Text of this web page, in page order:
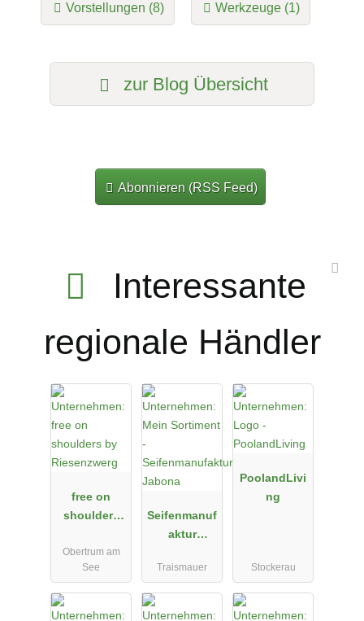
Vorstellungen (8) Werkzeuge (1)
zur Blog Übersicht
Abonnieren (RSS Feed)
Interessante
regionale Händler
free on
shoulders
Riesenzwerg
Obertrum am
See
Seifenmanuf
aktur
Traismauer
PoolandLivi
ng
Stockerau